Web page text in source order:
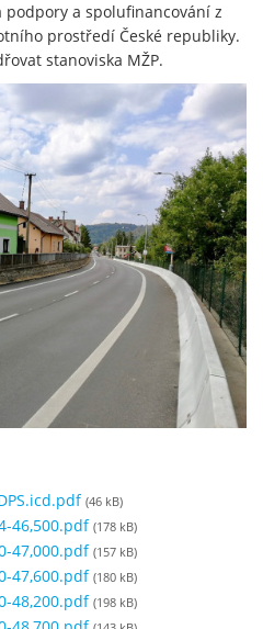
podpory a spolufinancování z
prostředí České republiky.
stanoviska MŽP.
(46 kB)
46,500.pdf (178 kB)
47,000.pdf (157 kB)
47,600.pdf (180 kB)
48,200.pdf (198 kB)